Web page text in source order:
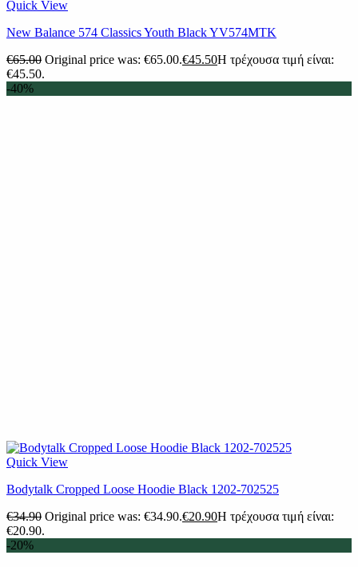
Quick View
New Balance 574 Classics Youth Black YV574MTK
€65.00 Original price was: €65.00.€45.50Η τρέχουσα τιμή είναι:
€45.50.
-40%
Quick View
Bodytalk Cropped Loose Hoodie Black 1202-702525
€34.90 Original price was: €34.90.€20.90Η τρέχουσα τιμή είναι:
€20.90.
-20%